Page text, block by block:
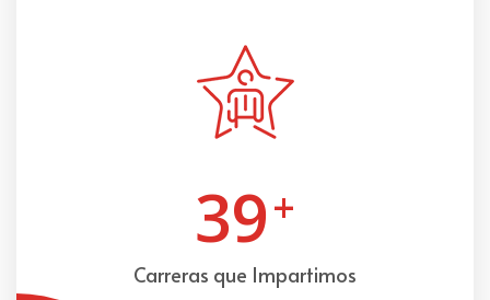
39+
Carreras que Impartimos